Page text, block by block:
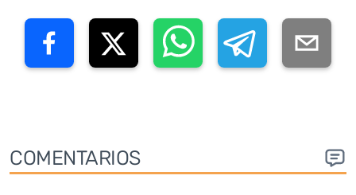
COMENTARIOS